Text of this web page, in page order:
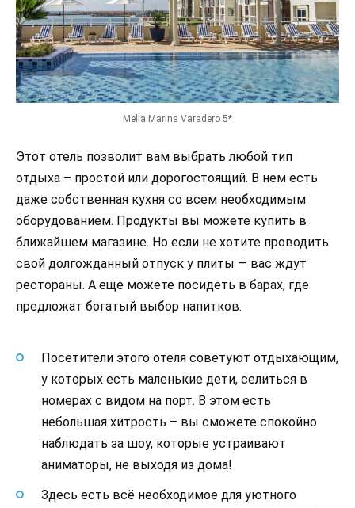
Melia Marina Varadero 5*
Этот отель позволит вам выбрать любой тип
отдыха – простой или дорогостоящий. В нем есть
даже собственная кухня со всем необходимым
оборудованием. Продукты вы можете купить в
ближайшем магазине. Но если не хотите проводить
свой долгожданный отпуск у плиты — вас ждут
рестораны. А еще можете посидеть в барах, где
предложат богатый выбор напитков.
Посетители этого отеля советуют отдыхающим,
у которых есть маленькие дети, селиться в
номерах с видом на порт. В этом есть
небольшая хитрость – вы сможете спокойно
наблюдать за шоу, которые устраивают
аниматоры, не выходя из дома!
Здесь есть всё необходимое для уютного